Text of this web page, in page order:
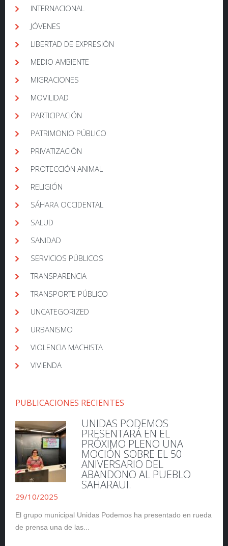
INTERNACIONAL
JÓVENES
LIBERTAD DE EXPRESIÓN
MEDIO AMBIENTE
MIGRACIONES
MOVILIDAD
PARTICIPACIÓN
PATRIMONIO PÚBLICO
PRIVATIZACIÓN
PROTECCIÓN ANIMAL
RELIGIÓN
SÁHARA OCCIDENTAL
SALUD
SANIDAD
SERVICIOS PÚBLICOS
TRANSPARENCIA
TRANSPORTE PÚBLICO
UNCATEGORIZED
URBANISMO
VIOLENCIA MACHISTA
VIVIENDA
PUBLICACIONES RECIENTES
UNIDAS PODEMOS
PRESENTARÁ EN EL
PRÓXIMO PLENO UNA
MOCIÓN SOBRE EL 50
ANIVERSARIO DEL
ABANDONO AL PUEBLO
SAHARAUI.
29/10/2025
El grupo municipal Unidas Podemos ha presentado en rueda
de prensa una de las...